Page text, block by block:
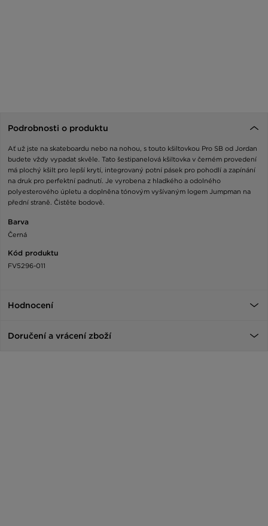
Podrobnosti o produktu
Ať už jste na skateboardu nebo na nohou, s touto kšiltovkou Pro SB od Jordan
budete vždy vypadat skvěle. Tato šestipanelová kšiltovka v černém provedení
má plochý kšilt pro lepší krytí, integrovaný potní pásek pro pohodlí a zapínání
na druk pro perfektní padnutí. Je vyrobena z hladkého a odolného
polyesterového úpletu a doplněna tónovým vyšívaným logem Jumpman na
přední straně. Čistěte bodově.
Barva
Černá
Kód produktu
FV5296-011
Hodnocení
Doručení a vrácení zboží